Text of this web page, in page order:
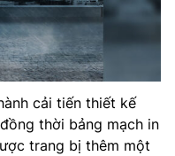
cải tiến thiết kế
thời bảng mạch in
trang bị thêm một